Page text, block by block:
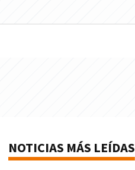
NOTICIAS MÁS LEÍDAS